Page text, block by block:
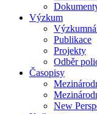
Výzkum
Výzkumná
Publikace
Projekty
Odběr
Časopisy
New